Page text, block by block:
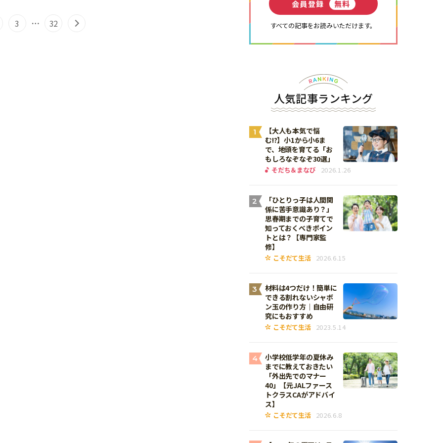
3 … 32
会員登録 無料
すべての記事をお読みいただけます。
人気記事ランキング
1
【大人も本気で悩
む!?】小1から小6ま
で、地頭を育てる「お
もしろなぞなぞ30選」
そだち＆まなび 2026.1.26
2
「ひとりっ子は人間関
係に苦手意識あり？」
思春期までの子育てで
知っておくべきポイン
トとは？【専門家監
修】
こそだて生活 2026.6.15
3
材料は4つだけ！簡単に
できる割れないシャボ
ン玉の作り方｜自由研
究にもおすすめ
こそだて生活 2023.5.14
4
小学校低学年の夏休み
までに教えておきたい
「外出先でのマナー
40」【元JALファース
トクラスCAがアドバイ
ス】
こそだて生活 2026.6.8